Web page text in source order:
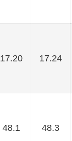
17.20 17.24
48.1 48.3